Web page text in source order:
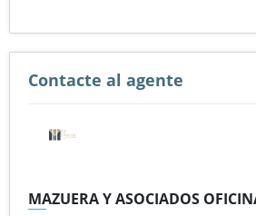
Contacte al agente
MAZUERA Y ASOCIADOS